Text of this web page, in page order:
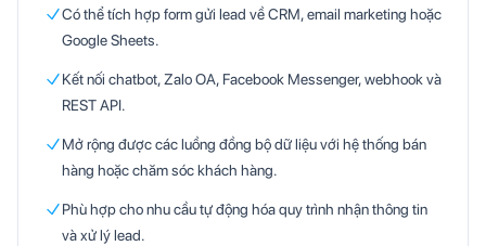
Có thể tích hợp form gửi lead về CRM, email marketing hoặc
Google Sheets.
Kết nối chatbot, Zalo OA, Facebook Messenger, webhook và
REST API.
Mở rộng được các luồng đồng bộ dữ liệu với hệ thống bán
hàng hoặc chăm sóc khách hàng.
Phù hợp cho nhu cầu tự động hóa quy trình nhận thông tin
và xử lý lead.